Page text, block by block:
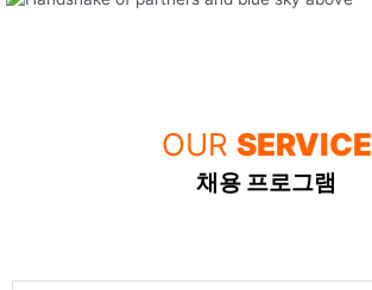
OUR SERVICE
채용 프로그램